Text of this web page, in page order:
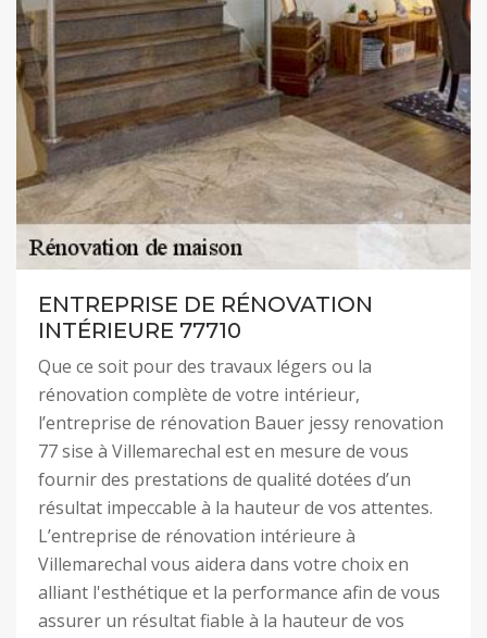
ENTREPRISE DE RÉNOVATION
INTÉRIEURE 77710
Que ce soit pour des travaux légers ou la
rénovation complète de votre intérieur,
l’entreprise de rénovation Bauer jessy renovation
77 sise à Villemarechal est en mesure de vous
fournir des prestations de qualité dotées d’un
résultat impeccable à la hauteur de vos attentes.
L’entreprise de rénovation intérieure à
Villemarechal vous aidera dans votre choix en
alliant l'esthétique et la performance afin de vous
assurer un résultat fiable à la hauteur de vos